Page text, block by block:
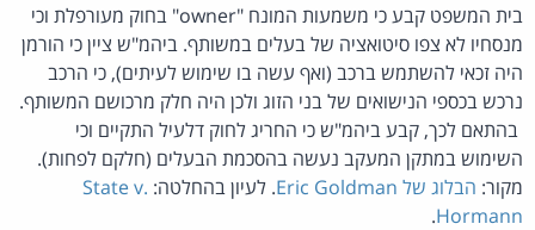
בית המשפט קבע כי משמעות המונח "owner" בחוק מעורפלת וכי
מנסחיו לא צפו סיטואציה של בעלים במשותף. ביהמ"ש ציין כי הורמן
היה זכאי להשתמש ברכב (ואף עשה בו שימוש לעיתים), כי הרכב
נרכש בכספי הנישואים של בני הזוג ולכן היה חלק מרכושם המשותף.
בהתאם לכך, קבע ביהמ"ש כי החריג לחוק דלעיל התקיים וכי
השימוש במתקן המעקב נעשה בהסכמת הבעלים (חלקם לפחות).
מקור: הבלוג של Eric Goldman . לעיון בהחלטה: State v.
Hormann
.